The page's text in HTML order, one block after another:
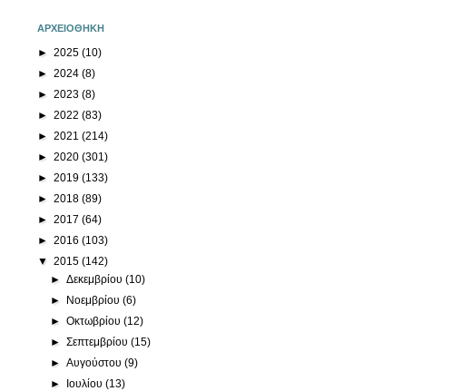
ΑΡΧΕΙΟΘΗΚΗ
► 2025 (10)
► 2024 (8)
► 2023 (8)
► 2022 (83)
► 2021 (214)
► 2020 (301)
► 2019 (133)
► 2018 (89)
► 2017 (64)
► 2016 (103)
▼ 2015 (142)
►Δεκεμβρίου(10)
► Νοεμβρίου(6)
►Οκτωβρίου(12)
►Σεπτεμβρίου(15)
►Αυγούστου(9)
► Ιουλίου(13)